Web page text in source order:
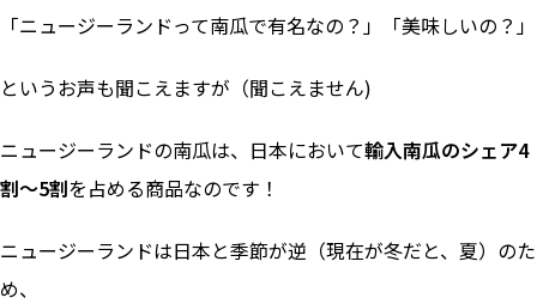
「ニュージーランドって南瓜で有名なの？」「美味しいの？」
というお声も聞こえますが（聞こえません)
ニュージーランドの南瓜は、日本において輸入南瓜のシェア4
割～5割を占める商品なのです！
ニュージーランドは日本と季節が逆（現在が冬だと、夏）のた
め、